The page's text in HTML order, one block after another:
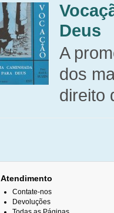
Deus
A
dos
direito
Atendimento
Contate-nos
Devoluções